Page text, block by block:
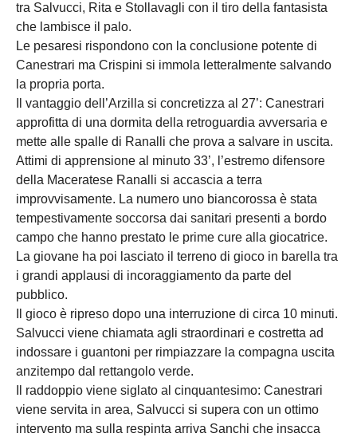
tra Salvucci, Rita e Stollavagli con il tiro della fantasista
che lambisce il palo.
Le pesaresi rispondono con la conclusione potente di
Canestrari ma Crispini si immola letteralmente salvando
la propria porta.
Il vantaggio dell’Arzilla si concretizza al 27’: Canestrari
approfitta di una dormita della retroguardia avversaria e
mette alle spalle di Ranalli che prova a salvare in uscita.
Attimi di apprensione al minuto 33’, l’estremo difensore
della Maceratese Ranalli si accascia a terra
improvvisamente. La numero uno biancorossa è stata
tempestivamente soccorsa dai sanitari presenti a bordo
campo che hanno prestato le prime cure alla giocatrice.
La giovane ha poi lasciato il terreno di gioco in barella tra
i grandi applausi di incoraggiamento da parte del
pubblico.
Il gioco è ripreso dopo una interruzione di circa 10 minuti.
Salvucci viene chiamata agli straordinari e costretta ad
indossare i guantoni per rimpiazzare la compagna uscita
anzitempo dal rettangolo verde.
Il raddoppio viene siglato al cinquantesimo: Canestrari
viene servita in area, Salvucci si supera con un ottimo
intervento ma sulla respinta arriva Sanchi che insacca